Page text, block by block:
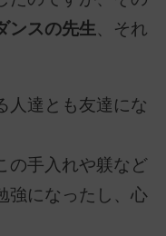
ンスの先生 、それ
人達とも友達にな
の手入れや躾など
強になったし、心